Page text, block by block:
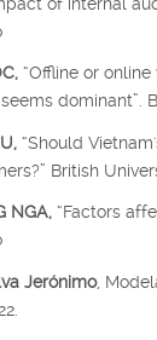
“Offline or
dominant”.
“Should
British
NGA, “Factors
Jerónimo,